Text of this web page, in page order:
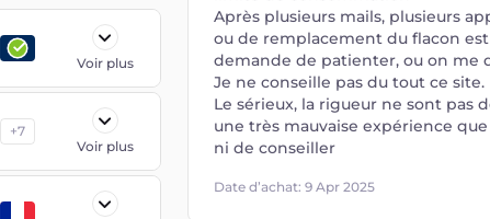
Voir plus
+7
Voir plus
Après plusieurs mails, plusieurs
ou de remplacement du flacon
demande de patienter, ou on me
Je ne conseille pas du tout ce site.
Le sérieux, la rigueur ne sont pas
une très mauvaise expérience
ni de conseiller
Date d’achat: 9 Apr 2025